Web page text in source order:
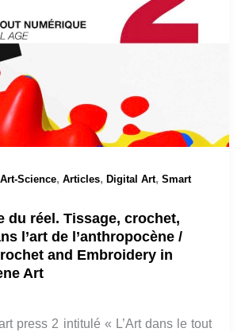
Art-Science, Articles, Digital Art, Smart
du réel. Tissage, crochet,
l’art de l’anthropocène /
and Embroidery in
Art
press 2 intitulé « L’Art dans le tout